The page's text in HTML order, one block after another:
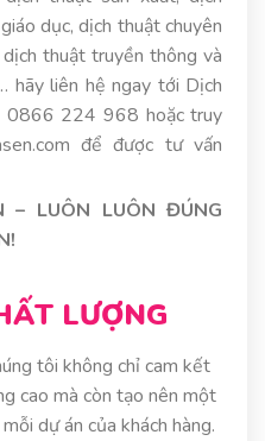
dục, dịch thuật chuyên
thuật truyền thông và
hãy liên hệ ngay tới Dịch
0866 224 968 hoặc truy
để được tư vấn
– LUÔN LUÔN ĐÚNG
LƯỢNG
tôi không chỉ cam kết
cao mà còn tạo nên một
dự án của khách hàng.